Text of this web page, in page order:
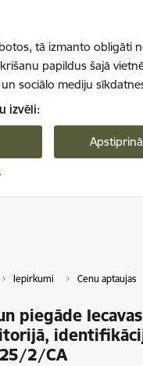
tā izmanto obligāti
papildus šajā
sociālo mediju
izvēli:
Iepirkumi Cenu aptaujas
piegāde
2/CA